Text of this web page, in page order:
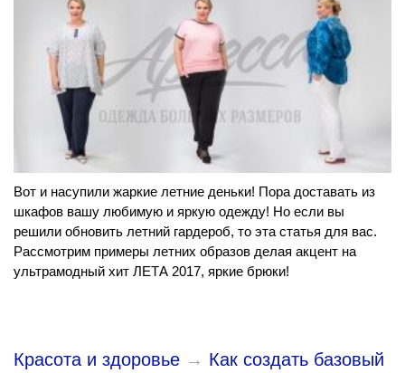
Вот и насупили жаркие летние деньки! Пора доставать из
шкафов вашу любимую и яркую одежду! Но если вы
решили обновить летний гардероб, то эта статья для вас.
Рассмотрим примеры летних образов делая акцент на
ультрамодный хит ЛЕТА 2017, яркие брюки!
Красота и здоровье → Как создать базовый